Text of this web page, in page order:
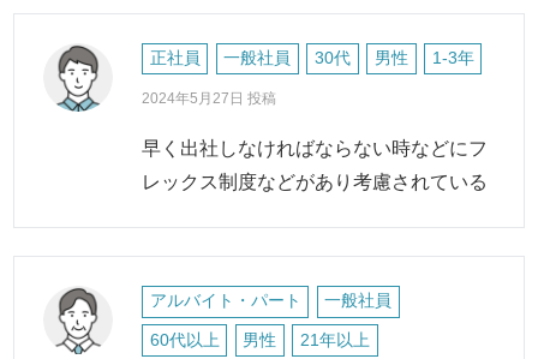
正社員 一般社員 30代 男性 1-3年
2024年5月27日 投稿
早く出社しなければならない時などにフ
レックス制度などがあり考慮されている
アルバイト・パート 一般社員
60代以上 男性 21年以上